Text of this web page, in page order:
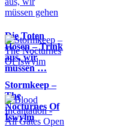
Die Toten
Hosen – Trink
aus, wir
müssen …
Stormkeep –
The
Nocturnes Of
Iswylm